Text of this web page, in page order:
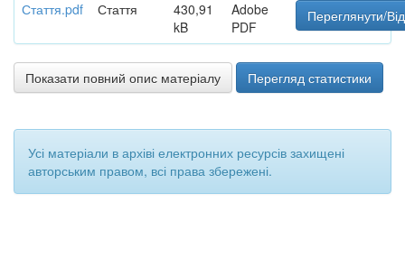
Стаття.pdf Стаття
430,91
kB
Adobe
PDF
Переглянути/
Показати повний опис матеріалу Перегляд статистики
Усі матеріали в архіві електронних ресурсів захищені
авторським правом, всі права збережені.